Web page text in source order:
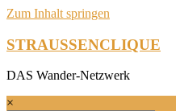
Zum Inhalt springen
STRAUSSENCLIQUE
DAS Wander-Netzwerk
×